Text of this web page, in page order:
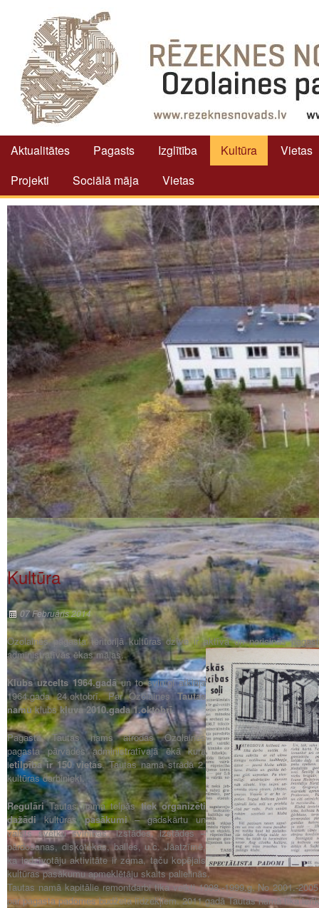
Aktualitātes Pagasts Izglītība Kultūra
Vietas
Projekti
Sociālā māja Vietas
Kultūra
07 Februāris 2014
Ozolaines pagasta teritorijā kultūras dzīve ir aktīva un norisinās
administratīvās ēkas mājas.
Klubs uzcelts 1964.gadāun to svinīgi atklāja
1964.gada 24.oktobrī. Par OzolainesTautas
namuklubskļuva 2010.gada 1.oktobrī.
Pagasta Tautas nams atrodas Ozolaines
pagasta pārvades administratīvajā ēkā kura
ietilpība ir 150 vietas. Tautas namā strādā 2.
kultūras darbinieki.
RegulāriTautas nama telpāstiek organizēti
dažādikultūraspasākumi– gadskārtu un
valsts svētku svinības, izstādes, izstādes –
pārdošanas, diskotēkas, balles, u.c. Jāatzīmē,
ka iedzīvotāju aktivitāte ir zema, taču kopējais
kultūras pasākumu apmeklētāju skaits palielinās.
Tautas namā kapitālie remontdarbi tika veikti 1998.-1999.g. No 2001.-
par pagasta padomes budžeta līdzekļiem. 2011.gadā Tautas namā tika